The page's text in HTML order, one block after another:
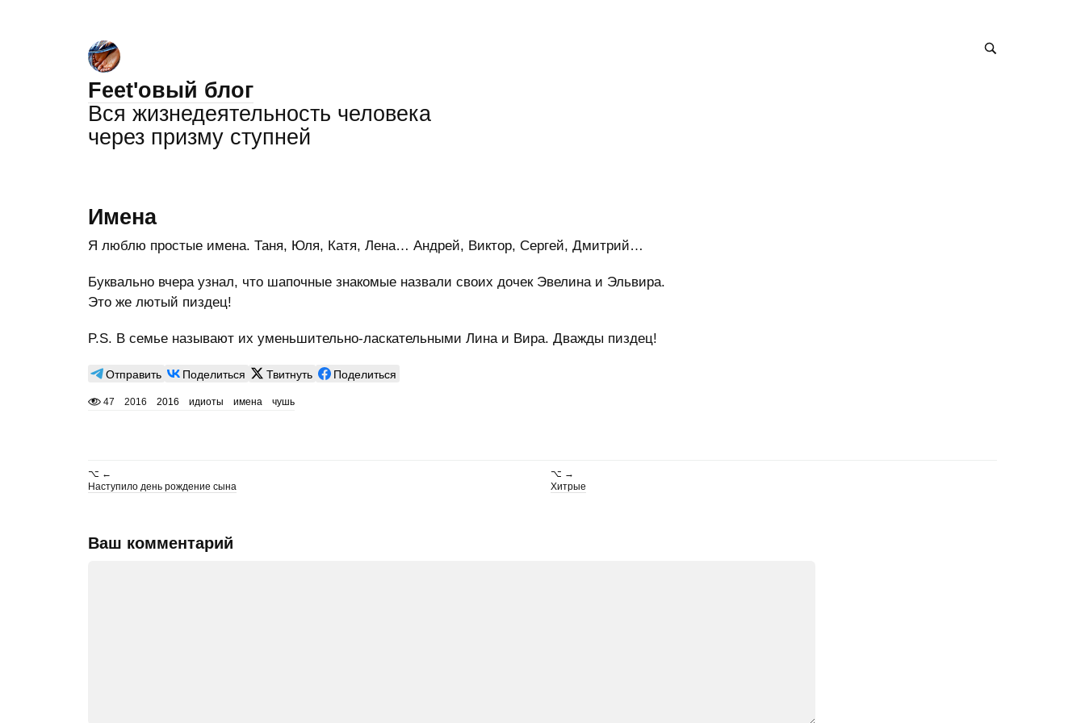
Feet'овый блог
Вся жизнедеятельность человека
через призму ступней
Имена
Я люблю простые имена. Таня, Юля, Катя, Лена… Андрей, Виктор, Сергей, Дмитрий…
Буквально вчера узнал, что шапочные знакомые назвали своих дочек Эвелина и Эльвира.
Это же лютый пиздец!
P.S. В семье называют их уменьшительно-ласкательными Лина и Вира. Дважды пиздец!
Отправить Поделиться Твитнуть Поделиться
47 2016 2016 идиоты имена чушь
⌥ ←
Наступило день рождение сына
⌥ →
Хитрые
Ваш комментарий